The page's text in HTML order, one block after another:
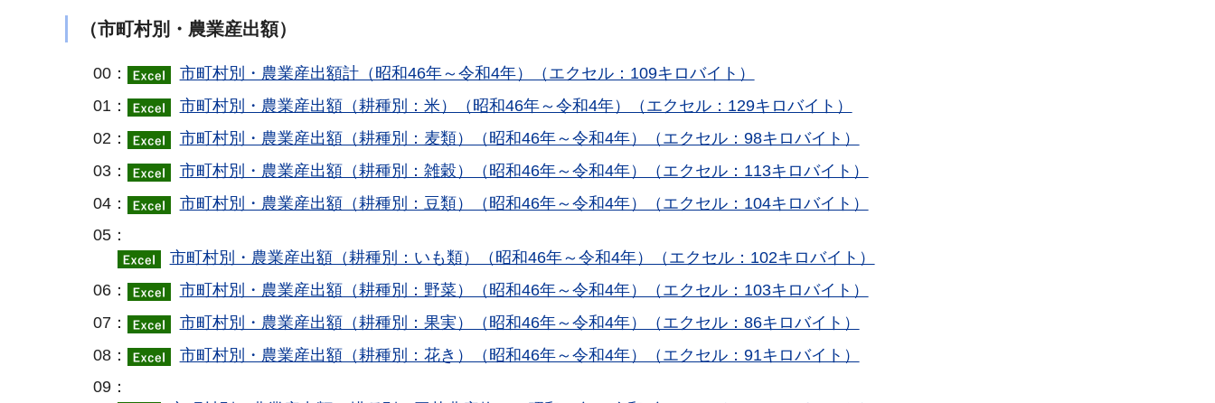
（市町村別・農業産出額）
00：
市町村別・農業産出額計（昭和46年～令和4年）（エクセル：109キロバイト）
01：
市町村別・農業産出額（耕種別：米）（昭和46年～令和4年）（エクセル：129キロバイト）
02：
市町村別・農業産出額（耕種別：麦類）（昭和46年～令和4年）（エクセル：98キロバイト）
03：
市町村別・農業産出額（耕種別：雑穀）（昭和46年～令和4年）（エクセル：113キロバイト）
04：
市町村別・農業産出額（耕種別：豆類）（昭和46年～令和4年）（エクセル：104キロバイト）
05：
市町村別・農業産出額（耕種別：いも類）（昭和46年～令和4年）（エクセル：102キロバイト）
06：
市町村別・農業産出額（耕種別：野菜）（昭和46年～令和4年）（エクセル：103キロバイト）
07：
市町村別・農業産出額（耕種別：果実）（昭和46年～令和4年）（エクセル：86キロバイト）
08：
市町村別・農業産出額（耕種別：花き）（昭和46年～令和4年）（エクセル：91キロバイト）
09：